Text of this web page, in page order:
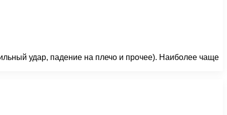
удар, падение на плечо и прочее). Наиболее чаще